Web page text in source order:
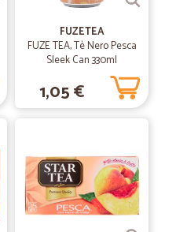
spedizioni veloci, tutto perfetto!
20/06/2019
FUZETEA
FUZE TEA, Tè Nero Pesca
Sleek Can 330ml
1,05 €